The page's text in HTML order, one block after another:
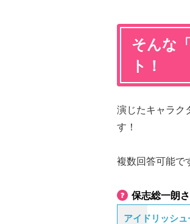
そんな
ト！
演じたキャラク
す！
複数回答可能で
保志総一朗
アイドリッシュ